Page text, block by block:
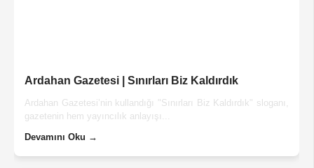
Ardahan Gazetesi | Sınırları Biz Kaldırdık
Ardahan Gazetesi’nin kullandığı "Sınırları Biz Kaldırdık" sloganı,
gazetenin hem yayıncılık anlayışı...
Devamını Oku →